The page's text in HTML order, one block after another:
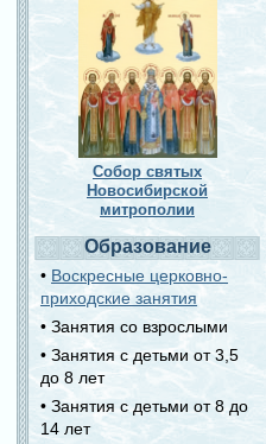
Собор святых
Новосибирской
митрополии
Образование
• Воскресные церковно-
приходские занятия
• Занятия со взрослыми
• Занятия с детьми от 3,5
до 8 лет
• Занятия с детьми от 8 до
14 лет